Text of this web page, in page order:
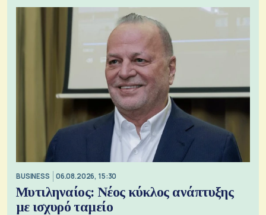
BUSINESS 06.08.2026, 15:30
Μυτιληναίος: Νέος κύκλος ανάπτυξης
με ισχυρό ταμείο